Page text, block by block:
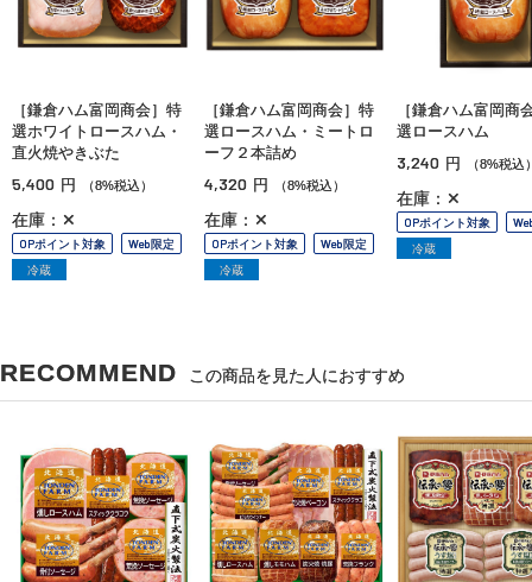
［鎌倉ハム富岡商会］特
選ホワイトロースハム・
直火焼やきぶた
5,400 円 （8%税込）
在庫：✕
OPポイント対象
Web限定
冷蔵
［鎌倉ハム富岡商会］特
選ロースハム・ミートロ
ーフ２本詰め
4,320 円 （8%税込）
在庫：✕
OPポイント対象
Web限定
冷蔵
［鎌倉ハム富岡商
選ロースハム
3,240 円 （8%税込
在庫：✕
OPポイント対象
冷蔵
RECOMMEND この商品を見た人におすすめ